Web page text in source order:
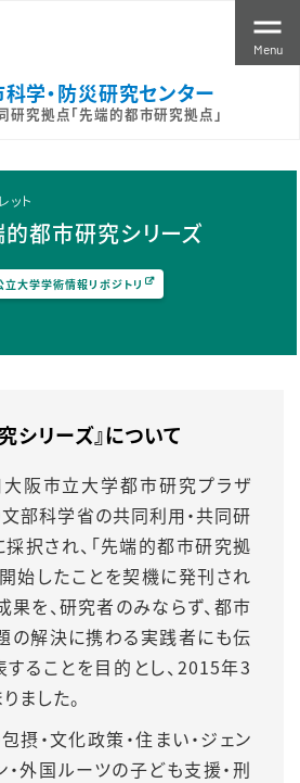
学・防災研究センター
研究拠点「先端的都市研究拠点」
Menu
ット
都市研究シリーズ
立大学学術情報リポジトリ
シリーズ』について
大阪市立大学都市研究プラザ
部科学省の共同利用・共同研
択され、「先端的都市研究拠
始したことを契機に発刊され
果を、研究者のみならず、都市
の解決に携わる実践者にも伝
ることを目的とし、2015年3
ました。
摂・文化政策・住まい・ジェン
・外国ルーツの子ども支援・刑